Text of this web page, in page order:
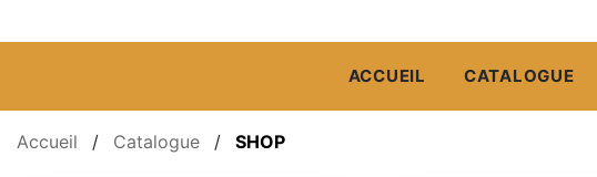
ACCUEIL CATALOGUE
Accueil / Catalogue / SHOP